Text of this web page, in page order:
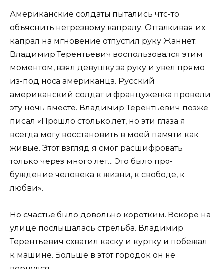
Американские солдаты пытались что-то
объяснить нетрезвому капралу. Отталкивая их
капрал на мгновение отпустил руку Жаннет.
Владимир Терентьевич воспользовался этим
моментом, взял девушку за руку и увел прямо
из-под носа американца. Русский
американский солдат и француженка провели
эту ночь вместе. Владимир Терентьевич позже
писал «Прошло столько лет, но эти глаза я
всегда могу восстановить в моей памяти как
жи­вые. Этот взгляд я смог расшифровать
только через много лет… Это было про­
буждение человека к жизни, к свободе, к
любви».
Но счастье было довольно коротким. Вскоре на
улице послышалась стрельба. Владимир
Терентьевич схватил каску и куртку и побежал
к машине. Больше в этот городок он не